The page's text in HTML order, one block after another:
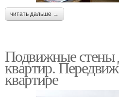
читать дальше →
Подвижные стены
квартир.
квартире